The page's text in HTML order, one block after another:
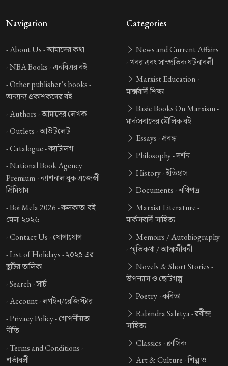
Navigation
-About Us -আমাদের কথা
-NBA Books -এনবিএর বই
-Other publisher’s books -
অন্যান্য প্রকাশকদের বই
-Authors -আমাদের লেখক
-Outlets -আউটলেট
-Catalogue -ক্যাটালগ
-National Book Agency
Premium -ন্যাশনাল বুক এজেন্সী
প্রিমিয়াম
-Boi Mela 2026 -কলকাতা বই
মেলা ২০২৬
-Contact Us -যোগাযোগ
-List of Holidays -২০২৫ এর
ছুটির তালিকা
-Search -সার্চ
-Account -লগইন/রেজিস্টার
-Privacy Policy -গোপনীয়তা
নীতি
-Terms and Conditions -
শর্তাবলী
Categories
News and Current Affairs
-খবর এবং সাম্প্রতিক ঘটনাবলী
Marxist Education -
মার্ক্সবাদী শিক্ষা
Basic Books On Marxism -
মার্কসবাদের মৌলিক বই
Essays -প্রবন্ধ
Philosophy -দর্শন
History -ইতিহাস
Documents -নথিপত্র
Marxist Literature -
মার্কসবাদী সাহিত্য
Memoirs / Autobiography
-স্মৃতিকথা / আত্মজীবনী
Novels & Short Stories -
উপন্যাস ও ছোটগল্প
Poetry -কবিতা
Rabindra Sahitya -রবীন্দ্র
সাহিত্য
Classics -ক্লাসিক
Art & Culture -শিল্প ও